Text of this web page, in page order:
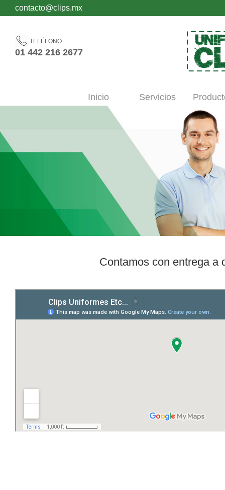
contacto@clips.mx
TELÉFONO
01 442 216 2677
Inicio Servicios
Contamos con entrega a